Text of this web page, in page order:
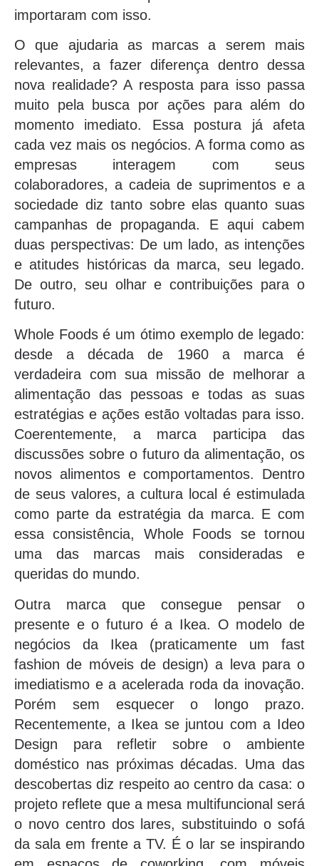
importaram com isso.
O que ajudaria as marcas a serem mais
relevantes, a fazer diferença dentro dessa
nova realidade? A resposta para isso passa
muito pela busca por ações para além do
momento imediato. Essa postura já afeta
cada vez mais os negócios. A forma como as
empresas interagem com seus
colaboradores, a cadeia de suprimentos e a
sociedade diz tanto sobre elas quanto suas
campanhas de propaganda. E aqui cabem
duas perspectivas: De um lado, as intenções
e atitudes históricas da marca, seu legado.
De outro, seu olhar e contribuições para o
futuro.
Whole Foods é um ótimo exemplo de legado:
desde a década de 1960 a marca é
verdadeira com sua missão de melhorar a
alimentação das pessoas e todas as suas
estratégias e ações estão voltadas para isso.
Coerentemente, a marca participa das
discussões sobre o futuro da alimentação, os
novos alimentos e comportamentos. Dentro
de seus valores, a cultura local é estimulada
como parte da estratégia da marca. E com
essa consistência, Whole Foods se tornou
uma das marcas mais consideradas e
queridas do mundo.
Outra marca que consegue pensar o
presente e o futuro é a Ikea. O modelo de
negócios da Ikea (praticamente um fast
fashion de móveis de design) a leva para o
imediatismo e a acelerada roda da inovação.
Porém sem esquecer o longo prazo.
Recentemente, a Ikea se juntou com a Ideo
Design para refletir sobre o ambiente
doméstico nas próximas décadas. Uma das
descobertas diz respeito ao centro da casa: o
projeto reflete que a mesa multifuncional será
o novo centro dos lares, substituindo o sofá
da sala em frente a TV. É o lar se inspirando